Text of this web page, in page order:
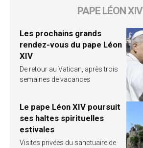
PAPE LÉON XIV
Les prochains grands
rendez-vous du pape Léon
XIV
De retour au Vatican, après trois
semaines de vacances
Le pape Léon XIV poursuit
ses haltes spirituelles
estivales
Visites privées du sanctuaire de